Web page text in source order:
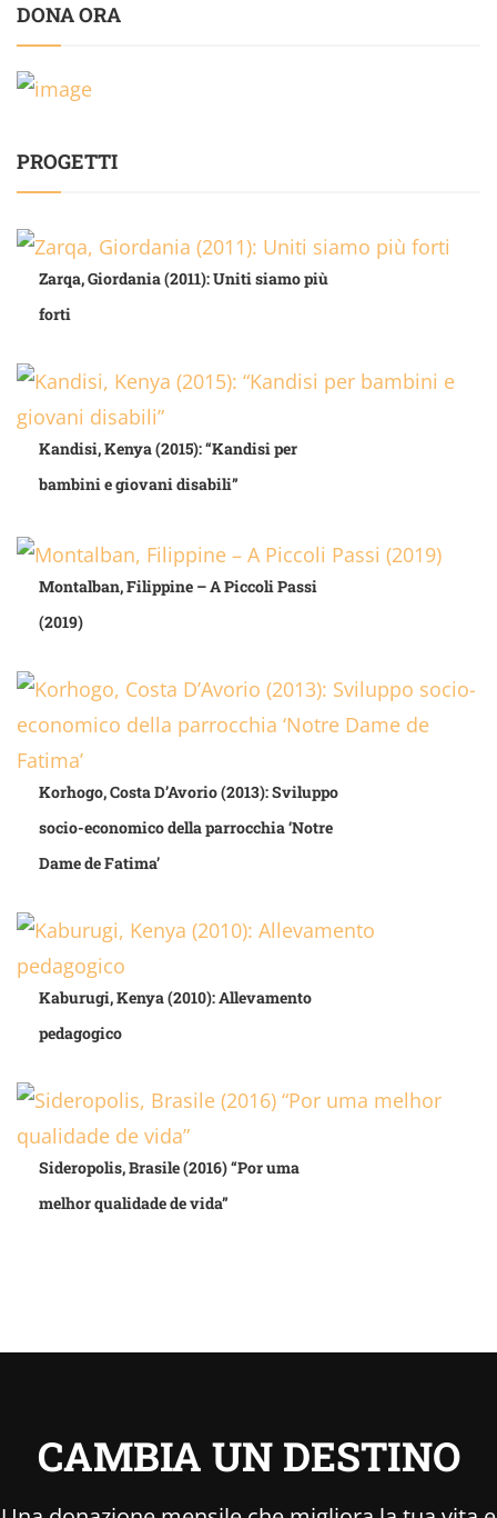
DONA ORA
PROGETTI
Zarqa, Giordania (2011): Uniti siamo più
forti
Kandisi, Kenya (2015): “Kandisi per
bambini e giovani disabili”
Montalban, Filippine – A Piccoli Passi
(2019)
Korhogo, Costa D’Avorio (2013): Sviluppo
socio-economico della parrocchia ‘Notre
Dame de Fatima’
Kaburugi, Kenya (2010): Allevamento
pedagogico
Sideropolis, Brasile (2016) “Por uma
melhor qualidade de vida”
CAMBIA UN DESTINO